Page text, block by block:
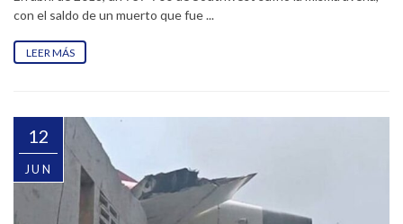
con el saldo de un muerto que fue ...
LEER MÁS
12
JUN